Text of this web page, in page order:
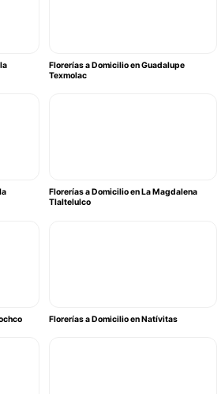
Florerías a Domicilio en Guadalupe
Texmolac
Florerías a Domicilio en La Magdalena
Tlaltelulco
Florerías a Domicilio en Natívitas